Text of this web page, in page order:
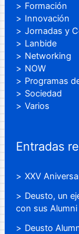
Formación
Innovación
Jornadas y
Lanbide
Networking
NOW
Programas
Sociedad
Varios
Entradas
XXV
Deusto, un
con sus
Deusto